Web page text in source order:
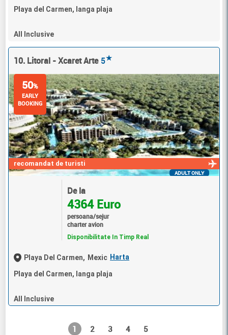
Playa del Carmen, langa plaja
All Inclusive
10. Litoral - Xcaret Arte 5★
recomandat de turisti
50%
EARLY
BOOKING
ADULT ONLY
De la
4364 Euro
persoana/sejur
charter avion
Disponibilitate In Timp Real
Playa Del Carmen, Mexic Harta
Playa del Carmen, langa plaja
All Inclusive
1 2 3 4 5